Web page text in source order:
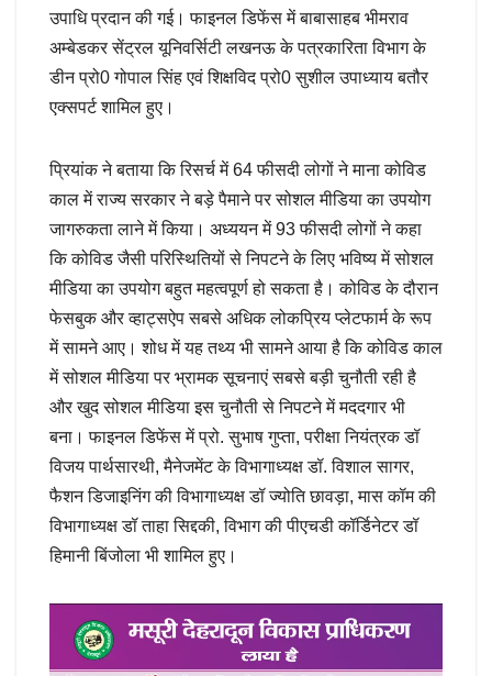
उपाधि प्रदान की गई। फाइनल डिफेंस में बाबासाहब भीमराव
अम्बेडकर सेंट्रल यूनिवर्सिटी लखनऊ के पत्रकारिता विभाग के
डीन प्रो0 गोपाल सिंह एवं शिक्षविद प्रो0 सुशील उपाध्याय बतौर
एक्सपर्ट शामिल हुए।
प्रियांक ने बताया कि रिसर्च में 64 फीसदी लोगों ने माना कोविड
काल में राज्य सरकार ने बड़े पैमाने पर सोशल मीडिया का उपयोग
जागरुकता लाने में किया। अध्ययन में 93 फीसदी लोगों ने कहा
कि कोविड जैसी परिस्थितियों से निपटने के लिए भविष्य में सोशल
मीडिया का उपयोग बहुत महत्वपूर्ण हो सकता है। कोविड के दौरान
फेसबुक और व्हाट्सऐप सबसे अधिक लोकप्रिय प्लेटफार्म के रूप
में सामने आए। शोध में यह तथ्य भी सामने आया है कि कोविड काल
में सोशल मीडिया पर भ्रामक सूचनाएं सबसे बड़ी चुनौती रही है
और खुद सोशल मीडिया इस चुनौती से निपटने में मददगार भी
बना। फाइनल डिफेंस में प्रो. सुभाष गुप्ता, परीक्षा नियंत्रक डॉ
विजय पार्थसारथी, मैनेजमेंट के विभागाध्यक्ष डॉ. विशाल सागर,
फैशन डिजाइनिंग की विभागाध्यक्ष डॉ ज्योति छावड़ा, मास कॉम की
विभागाध्यक्ष डॉ ताहा सिद्दकी, विभाग की पीएचडी कॉर्डिनेटर डॉ
हिमानी बिंजोला भी शामिल हुए।